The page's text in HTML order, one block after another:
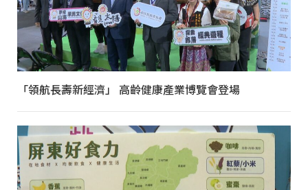
「領航長壽新經濟」 高齡健康產業博覽會登場